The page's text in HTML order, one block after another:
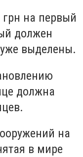
на первый
должен
выделены.
должна
на
в мире